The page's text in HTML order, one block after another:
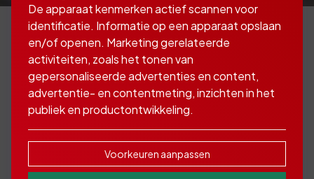
Oldtimer? Youngtimer?
Klassieker?
Geen zorgen, Abers Advies kan ze allemaal
De apparaat kenmerken actief scannen voor
identificatie. Informatie op een apparaat opslaan
en/of openen. Marketing gerelateerde
activiteiten, zoals het tonen van
gepersonaliseerde advertenties en content,
advertentie- en contentmeting, inzichten in het
publiek en productontwikkeling.
Voorkeuren aanpassen